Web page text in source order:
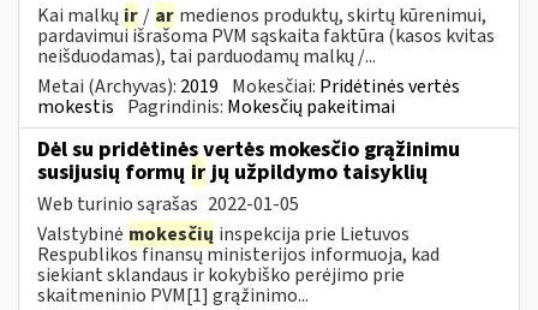
Kai malkų ir / ar medienos produktų, skirtų kūrenimui,
pardavimui išrašoma PVM sąskaita faktūra (kasos kvitas
neišduodamas), tai parduodamų malkų /...
Metai (Archyvas): 2019 Mokesčiai: Pridėtinės vertės
mokestis Pagrindinis: Mokesčių pakeitimai
Dėl su pridėtinės vertės mokesčio grąžinimu
susijusių formų irjų užpildymo taisyklių
Web turinio sąrašas 2022-01-05
Valstybinė mokesčių inspekcija prie Lietuvos
Respublikos finansų ministerijos informuoja, kad
siekiant sklandaus ir kokybiško perėjimo prie
skaitmeninio PVM[1] grąžinimo...